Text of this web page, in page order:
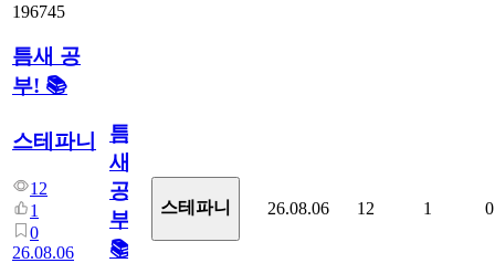
196745
틈새 공
부! 📚
스테파니
12
1
0
26.08.06
틈
새
공
부!
📚
스테파니 26.08.06 12 1 0